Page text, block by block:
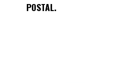
POSTAL.